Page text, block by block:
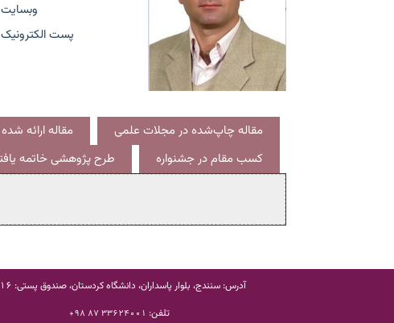
وبسایت
پست الکترونیک
مقاله چاپ‌شده در مجلات علمی مقاله ارائه
کسب مقام در جشنواره
طرح پژوهشی خاتمه
آدرس: سنندج، بلوار پاسداران، دانشگاه کردستان، صندوق پستی: 416
تلفن: 33624001 87 98+